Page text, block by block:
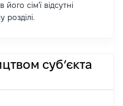
сім'ї відсутні
розділі.
суб’єкта